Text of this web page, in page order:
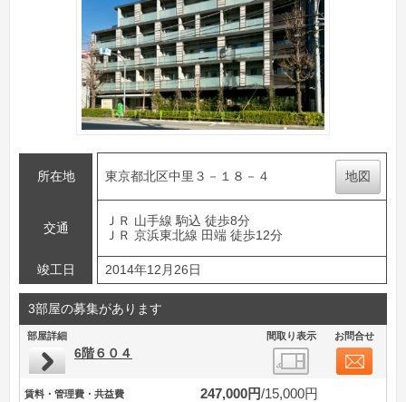
所在地 東京都北区中里３－１８－４ 地図
交通
ＪＲ 山手線 駒込 徒歩8分
ＪＲ 京浜東北線 田端 徒歩12分
竣工日 2014年12月26日
3部屋の募集があります
部屋詳細 間取り表示 お問合せ
6階６０４
賃料・管理費・共益費 247,000円 15,000円